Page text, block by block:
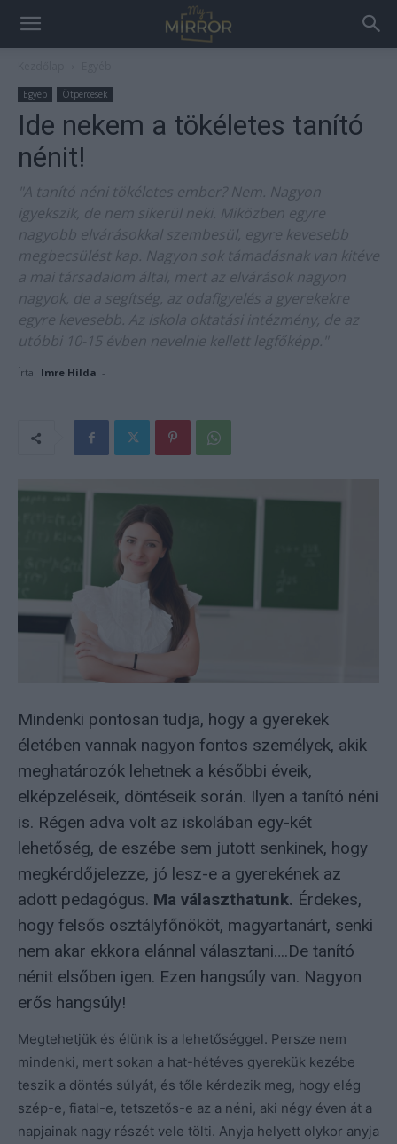
Egyéb Ötpercesek
Ide nekem a tökéletes tanító
nénit!
"A tanító néni tökéletes ember? Nem. Nagyon
igyekszik, de nem sikerül neki. Miközben egyre
nagyobb elvárásokkal szembesül, egyre kevesebb
megbecsülést kap. Nagyon sok támadásnak van kitéve
a mai társadalom által, mert az elvárások nagyon
nagyok, de a segítség, az odafigyelés a gyerekekre
egyre kevesebb. Az iskola oktatási intézmény, de az
utóbbi 10-15 évben nevelnie kellett legfőképp."
Írta: Imre Hilda -
Mindenki pontosan tudja, hogy a gyerekek
életében vannak nagyon fontos személyek, akik
meghatározók lehetnek a későbbi éveik,
elképzeléseik, döntéseik során. Ilyen a tanító néni
is. Régen adva volt az iskolában egy-két
lehetőség, de eszébe sem jutott senkinek, hogy
megkérdőjelezze, jó lesz-e a gyerekének az
adott pedagógus. Ma választhatunk. Érdekes,
hogy felsős osztályfőnököt, magyartanárt, senki
nem akar ekkora elánnal választani….De tanító
nénit elsőben igen. Ezen hangsúly van. Nagyon
erős hangsúly!
Megtehetjük és élünk is a lehetőséggel. Persze nem
mindenki, mert sokan a hat-hétéves gyerekük kezébe
teszik a döntés súlyát, és tőle kérdezik meg, hogy elég
szép-e, fiatal-e, tetszetős-e az a néni, aki négy éven át a
napjainak nagy részét vele tölti. Anyja helyett olykor anyja